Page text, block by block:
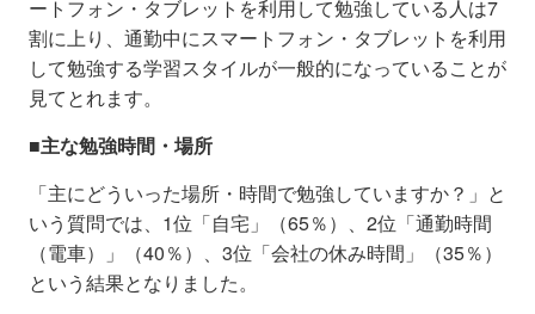
ートフォン・タブレットを利用して勉強している人は7
割に上り、通勤中にスマートフォン・タブレットを利用
して勉強する学習スタイルが一般的になっていることが
見てとれます。
■主な勉強時間・場所
「主にどういった場所・時間で勉強していますか？」と
いう質問では、1位「自宅」（65％）、2位「通勤時間
（電車）」（40％）、3位「会社の休み時間」（35％）
という結果となりました。